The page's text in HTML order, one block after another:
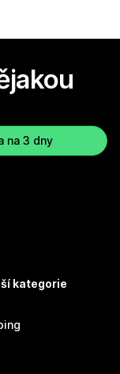
na 3 dny
kategorie